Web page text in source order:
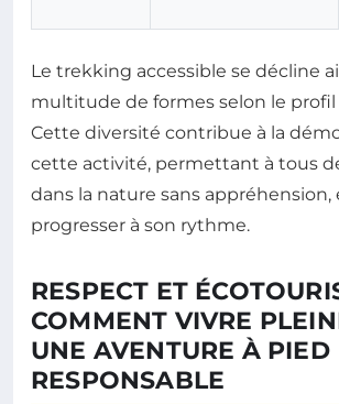
Le trekking accessible se décline
multitude de formes selon le profil
Cette diversité contribue à la
cette activité, permettant à tous
dans la nature sans appréhension,
progresser à son rythme.
RESPECT ET
COMMENT VIVRE
UNE AVENTURE À PIED
RESPONSABLE